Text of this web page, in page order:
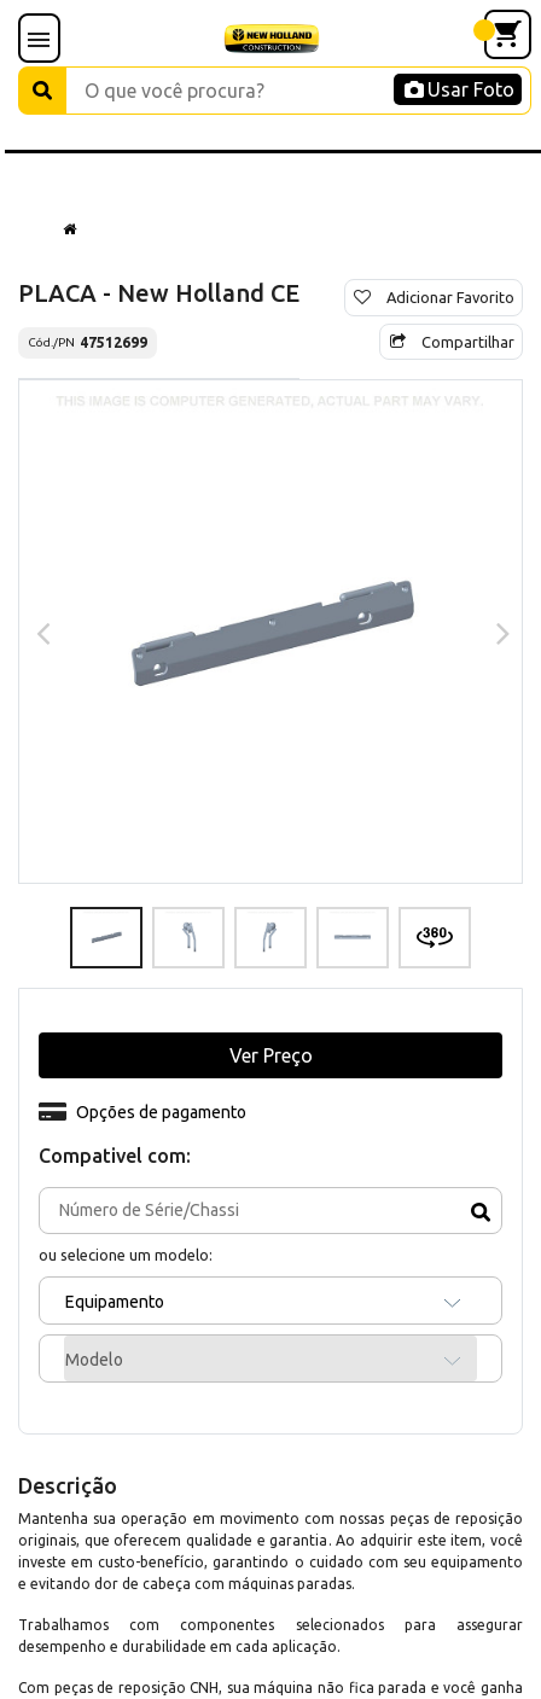
Usar Foto
PLACA - New Holland CE
Cód./PN 47512699
Adicionar Favorito
Compartilhar
Compativel com:
ou selecione um modelo:
Equipamento
Modelo
Opções de pagamento
Ver Preço
Descrição
Mantenha sua operação em movimento com nossas peças de reposição
originais, que oferecem qualidade e garantia. Ao adquirir este item, você
investe em custo-benefício, garantindo o cuidado com seu equipamento
e evitando dor de cabeça com máquinas paradas.
Trabalhamos com componentes selecionados para assegurar
desempenho e durabilidade em cada aplicação.
Com peças de reposição CNH, sua máquina não fica parada e você ganha